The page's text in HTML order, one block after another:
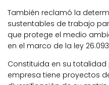
También reclamó la
sustentables de trabajo
que protege el medio
en el marco de la ley
Constituida en su
empresa tiene proyectos